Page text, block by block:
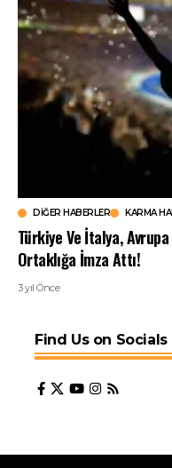
DIĞER HABERLER KARMA
Türkiye Ve İtalya,
Ortaklığa İmza Attı!
3 yıl Önce
Find Us on Socials